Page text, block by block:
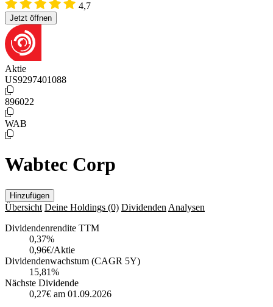
4,7
Jetzt öffnen
Aktie
US9297401088
896022
WAB
Wabtec Corp
Hinzufügen
Übersicht Deine Holdings (0) Dividenden Analysen
Dividendenrendite TTM
0,37%
0,96€/Aktie
Dividendenwachstum (CAGR 5Y)
15,81%
Nächste Dividende
0,27€ am 01.09.2026